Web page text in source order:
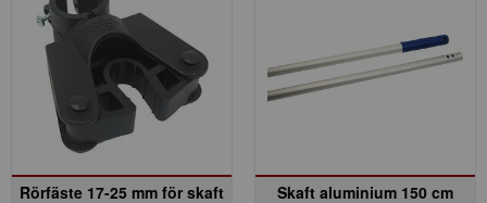
Rörfäste 17-25 mm för skaft
Skaft aluminium 150 cm